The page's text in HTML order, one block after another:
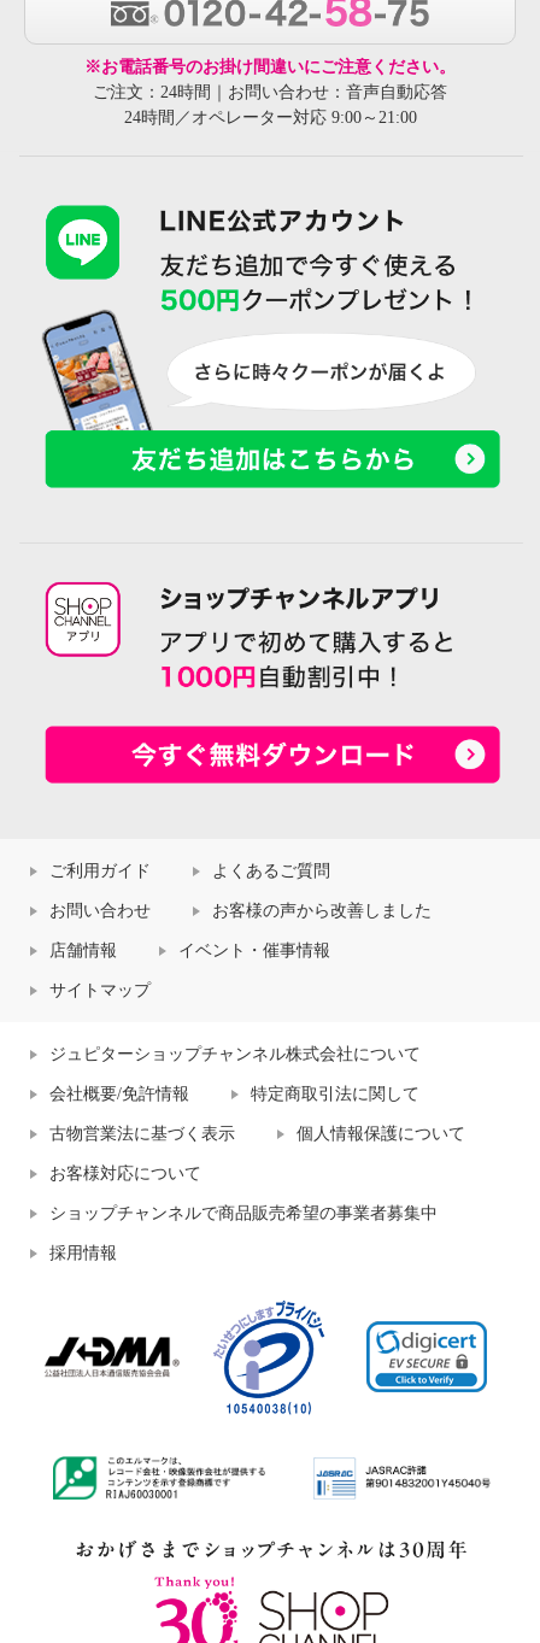
※お電話番号のお掛け間違いにご注意ください。
ご注文：24時間｜お問い合わせ：音声自動応答
24時間／オペレーター対応 9:00～21:00
ご利用ガイド よくあるご質問
お問い合わせ お客様の声から改善しました
店舗情報 イベント・催事情報
サイトマップ
ジュピターショップチャンネル株式会社について
会社概要/免許情報 特定商取引法に関して
古物営業法に基づく表示 個人情報保護について
お客様対応について
ショップチャンネルで商品販売希望の事業者募集中
採用情報